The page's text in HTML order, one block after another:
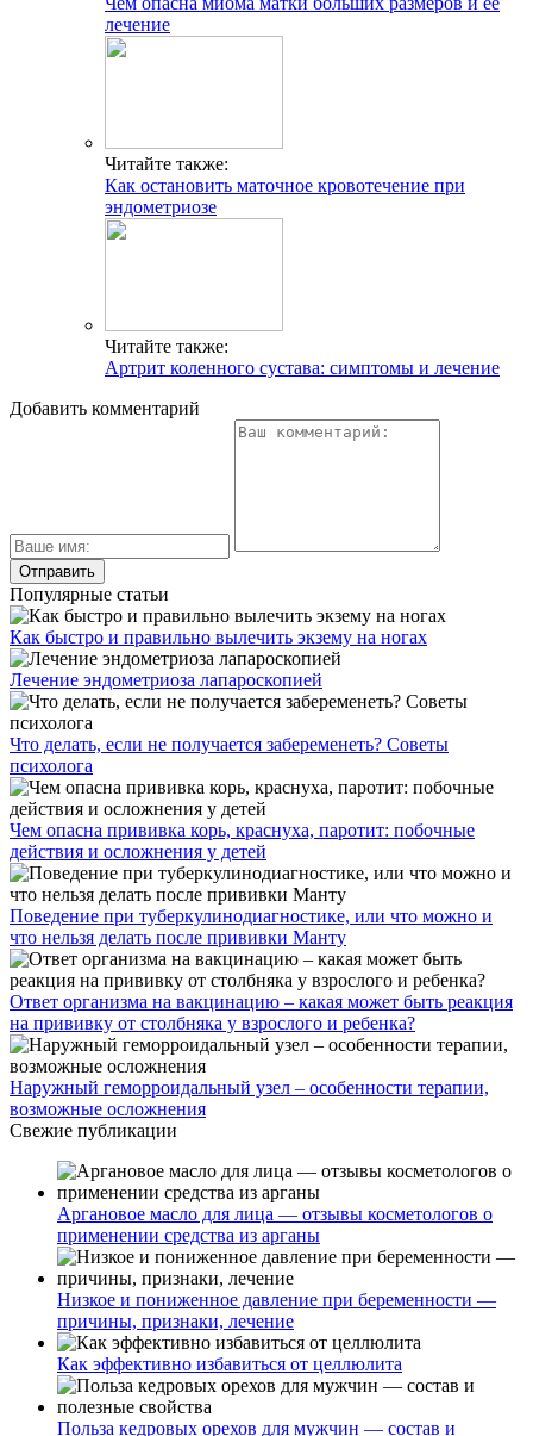
лечение
Читайте также:
Как остановить маточное кровотечение при
эндометриозе
Читайте также:
Артрит коленного сустава: симптомы и лечение
Добавить комментарий
Популярные статьи
Как быстро и правильно вылечить экзему на ногах
Лечение эндометриоза лапароскопией
Что делать, если не получается забеременеть? Советы
психолога
Чем опасна прививка корь, краснуха, паротит: побочные
действия и осложнения у детей
Поведение при туберкулинодиагностике, или что можно и
что нельзя делать после прививки Манту
Ответ организма на вакцинацию – какая может быть реакция
на прививку от столбняка у взрослого и ребенка?
Наружный геморроидальный узел – особенности терапии,
возможные осложнения
Свежие публикации
Аргановое масло для лица — отзывы косметологов о
применении средства из арганы
Низкое и пониженное давление при беременности —
причины, признаки, лечение
Как эффективно избавиться от целлюлита
Польза кедровых орехов для мужчин — состав и